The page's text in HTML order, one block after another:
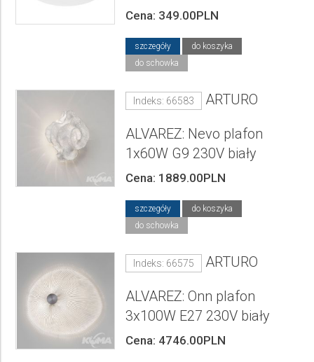
Cena: 349.00PLN
szczegóły
do koszyka
do schowka
Indeks: 66583 ARTURO
ALVAREZ: Nevo plafon
1x60W G9 230V biały
Cena: 1889.00PLN
szczegóły
do koszyka
do schowka
Indeks: 66575 ARTURO
ALVAREZ: Onn plafon
3x100W E27 230V biały
Cena: 4746.00PLN